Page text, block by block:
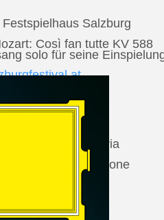
Salzburg
Così fan tutte KV 588
2026
de Santa Maria
Die schöne Magelone
solo für seine